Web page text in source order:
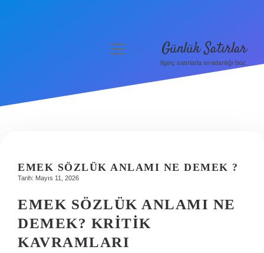
Gizlilik Politikası
menüyü
aç
Günlük Satırlar
İlginç satırlarla sıradanlığı boz.
EMEK SÖZLÜK ANLAMI NE DEMEK ?
Tarih: Mayıs 11, 2026
EMEK SÖZLÜK ANLAMI NE
DEMEK? KRITIK
KAVRAMLARI